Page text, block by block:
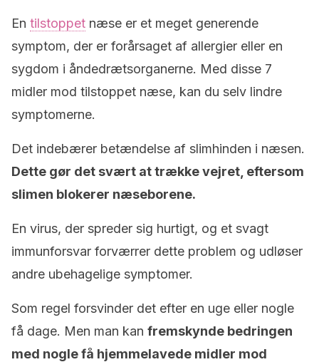
En tilstoppet næse er et meget generende
symptom, der er forårsaget af allergier eller en
sygdom i åndedrætsorganerne. Med disse 7
midler mod tilstoppet næse, kan du selv lindre
symptomerne.
Det indebærer betændelse af slimhinden i næsen.
Dette gør det svært at trække vejret, eftersom
slimen blokerer næseborene.
En virus, der spreder sig hurtigt, og et svagt
immunforsvar forværrer dette problem og udløser
andre ubehagelige symptomer.
Som regel forsvinder det efter en uge eller nogle
få dage. Men man kan fremskynde bedringen
med nogle få hjemmelavede midler mod